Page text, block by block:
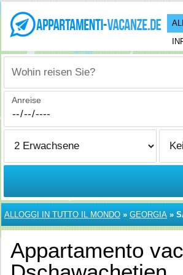
Wohin reisen Sie?
Anreise
ALLOGGI IN TUTTO IL MONDO » GEORGIA »
Appartamento